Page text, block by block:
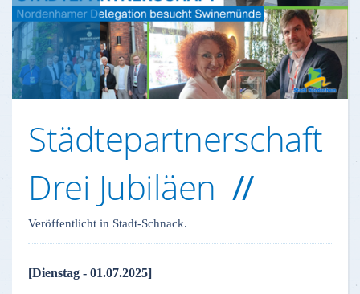
Städtepartnerschaft
Drei Jubiläen
Veröffentlicht in Stadt-Schnack.
[Dienstag - 01.07.2025]